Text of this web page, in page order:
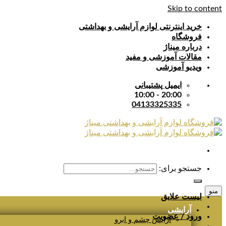
Skip to content
خرید اینترنتی لوازم آرایشی و بهداشتی
فروشگاه
درباره میناژ
مقالات آموزشی و مفید
ویدیو آموزشی
ایمیل پشتیبانی
20:00 - 10:00
04133325335
جستجو برای:
لیست علایق
ورود / عضویت
منو
آرایشی
آرایش چشم و ابرو